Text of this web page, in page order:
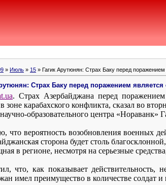
» Июль » 15 » Гагик Арутюнян: Страх Баку перед
Страх Баку перед поражением
. Страх Азербайджана перед
зоне карабахского конфликта, сказал во
образовательного центра «Нораванк»
что вероятность возобновления военных
сторона будет столь
в регионе, несмотря на серьезные
что, как показывает
имел преимущество в количестве солдат и